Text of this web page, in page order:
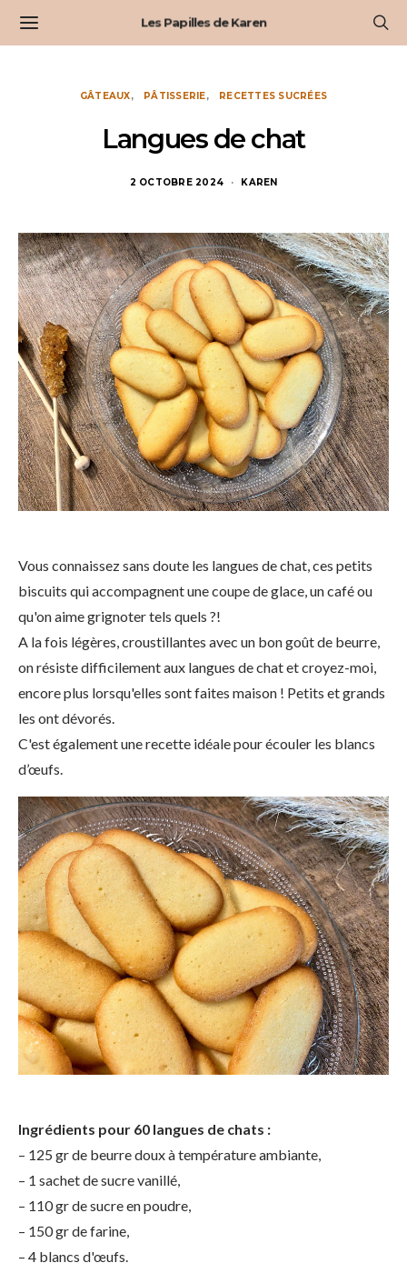
Les Papilles de Karen
GÂTEAUX PÂTISSERIE RECETTES SUCRÉES
Langues de chat
2 OCTOBRE 2024 KAREN
Vous connaissez sans doute les langues de chat, ces petits
biscuits qui accompagnent une coupe de glace, un café ou
qu'on aime grignoter tels quels ?!
A la fois légères, croustillantes avec un bon goût de beurre,
on résiste difficilement aux langues de chat et croyez-moi,
encore plus lorsqu'elles sont faites maison ! Petits et grands
les ont dévorés.
C'est également une recette idéale pour écouler les blancs
d’œufs.
Ingrédients pour 60 langues de chats :
– 125 gr de beurre doux à température ambiante,
– 1 sachet de sucre vanillé,
– 110 gr de sucre en poudre,
– 150 gr de farine,
– 4 blancs d'œufs.